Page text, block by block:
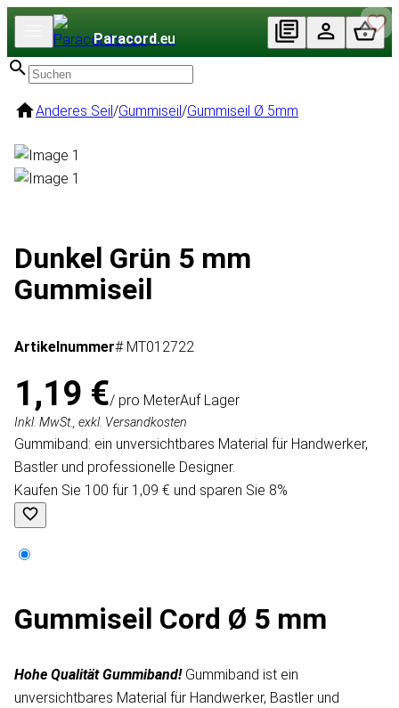
Paracord.eu
Anderes Seil/Gummiseil/Gummiseil Ø 5mm
Dunkel Grün 5 mm
Gummiseil
Artikelnummer# MT012722
1,19 €/ pro MeterAuf Lager
Inkl. MwSt., exkl. Versandkosten
Gummiband: ein unversichtbares Material für Handwerker,
Bastler und professionelle Designer.
Kaufen Sie 100 für 1,09 € und sparen Sie 8%
Gummiseil Cord Ø 5 mm
Hohe Qualität Gummiband! Gummiband ist ein
unversichtbares Material für Handwerker, Bastler und